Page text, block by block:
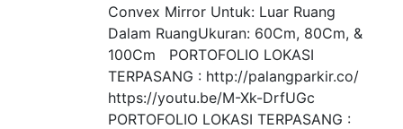
Convex Mirror Untuk: Luar Ruang
Dalam RuangUkuran: 60Cm, 80Cm, &
100Cm PORTOFOLIO LOKASI
TERPASANG : http://palangparkir.co/
https://youtu.be/M-Xk-DrfUGc
PORTOFOLIO LOKASI TERPASANG :